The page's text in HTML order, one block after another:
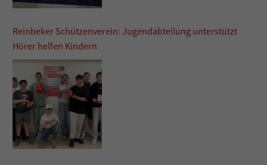
Reinbeker Schützenverein: Jugendabteilung unterstützt
Hörer helfen Kindern